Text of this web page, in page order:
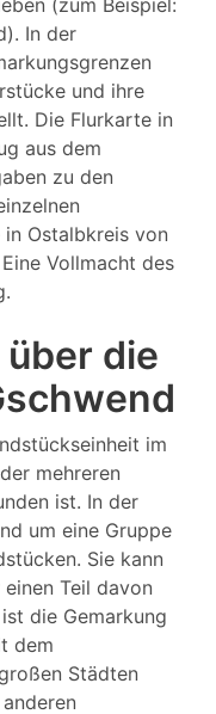
(zum Beispiel:
In der
und ihre
Die Flurkarte in
aus dem
zu den
in Ostalbkreis von
Vollmacht des
die
im
mehreren
ist. In der
um eine Gruppe
Sie kann
Teil davon
die Gemarkung
dem
Städten